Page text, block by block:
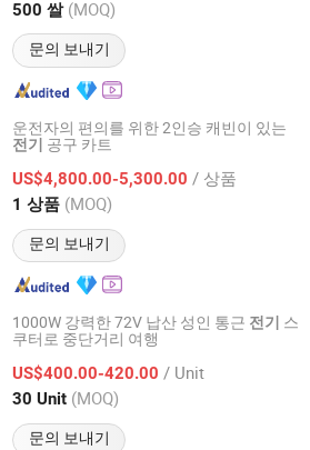
500 쌀 (MOQ)
문의 보내기
이후 2007
운전자의 편의를 위한 2인승 캐빈이 있는
전기
공구 카트
US$4,800.00-5,300.00 / 상품
1 상품 (MOQ)
문의 보내기
Co., Ltd.
이후 2026
1000W 강력한 72V 납산 성인 통근 전기
스
쿠터로 중단거리 여행
US$400.00-420.00 / Unit
30 Unit (MOQ)
문의 보내기
Technology Co., Ltd.
이후 2026